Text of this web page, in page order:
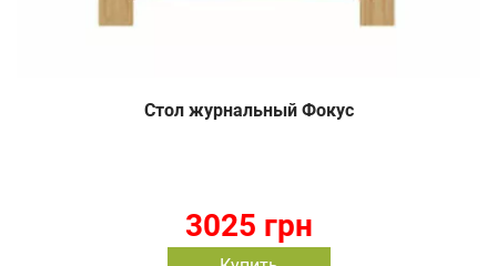
Стол журнальный Фокус
3025 грн